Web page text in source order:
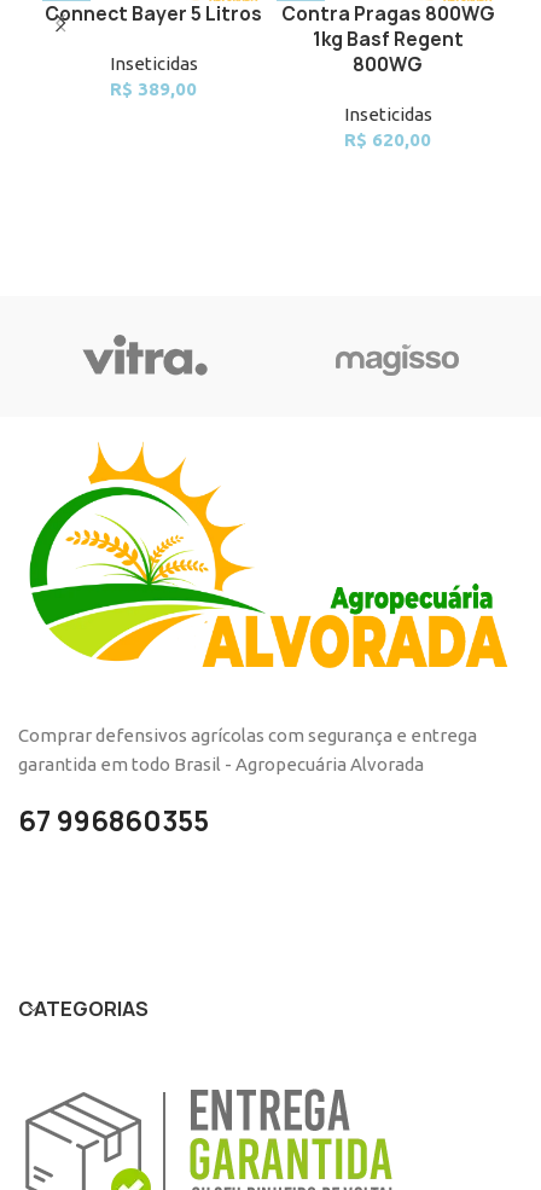
Connect Bayer 5 Litros
Inseticidas
R$ 389,00
Contra Pragas 800WG
1kg Basf Regent
800WG
Inseticidas
R$ 620,00
Comprar defensivos agrícolas com segurança e entrega
garantida em todo Brasil - Agropecuária Alvorada
67 996860355
CATEGORIAS